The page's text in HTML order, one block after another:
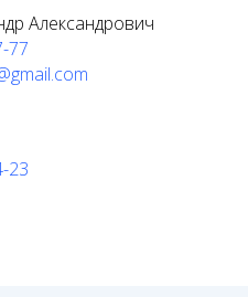
Александрович
77
23